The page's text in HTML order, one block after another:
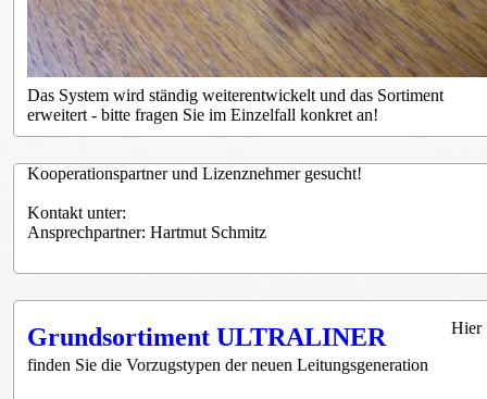
Das System wird ständig weiterentwickelt und das Sortiment
erweitert - bitte fragen Sie im Einzelfall konkret an!
Kooperationspartner und Lizenznehmer gesucht!
Kontakt unter:
Ansprechpartner: Hartmut Schmitz
Grundsortiment ULTRALINER
Hier
finden Sie die Vorzugstypen der neuen Leitungsgeneration